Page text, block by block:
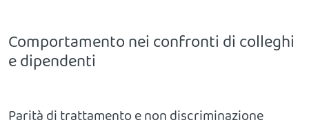
Comportamento nei confronti di colleghi
e dipendenti
Parità di trattamento e non discriminazione